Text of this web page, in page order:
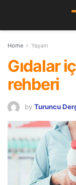
Home Yaşam
Gıdalar
rehberi
by Turuncu